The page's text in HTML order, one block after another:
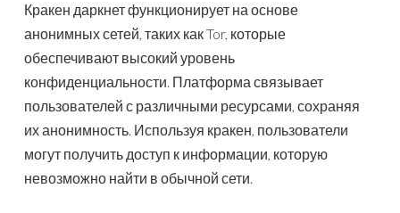
Кракен даркнет функционирует на основе
анонимных сетей, таких как Tor, которые
обеспечивают высокий уровень
конфиденциальности. Платформа связывает
пользователей с различными ресурсами, сохраняя
их анонимность. Используя кракен, пользователи
могут получить доступ к информации, которую
невозможно найти в обычной сети.